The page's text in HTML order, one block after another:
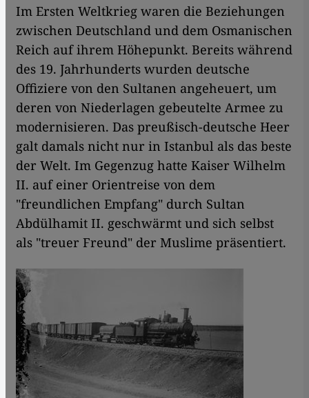
Im Ersten Weltkrieg waren die Beziehungen
zwischen Deutschland und dem Osmanischen
Reich auf ihrem Höhepunkt. Bereits während
des 19. Jahrhunderts wurden deutsche
Offiziere von den Sultanen angeheuert, um
deren von Niederlagen gebeutelte Armee zu
modernisieren. Das preußisch-deutsche Heer
galt damals nicht nur in Istanbul als das beste
der Welt. Im Gegenzug hatte Kaiser Wilhelm
II. auf einer Orientreise von dem
"freundlichen Empfang" durch Sultan
Abdülhamit II. geschwärmt und sich selbst
als "treuer Freund" der Muslime präsentiert.